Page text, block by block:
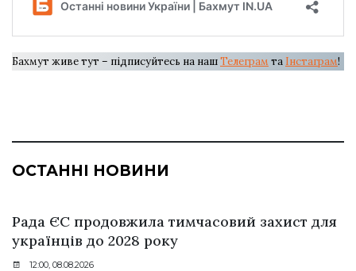
Бахмут живе тут – підписуйтесь на нашТелеграм та Інстаграм!
ОСТАННІ НОВИНИ
Рада ЄС продовжила тимчасовий захист для
українців до 2028 року
12:00, 08.08.2026